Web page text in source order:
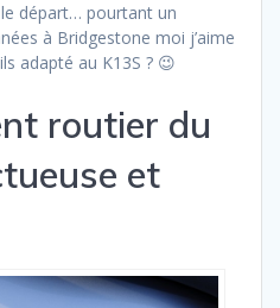
départ… pourtant un
à Bridgestone moi j’aime
adapté au K13S ? 😉
routier du
et